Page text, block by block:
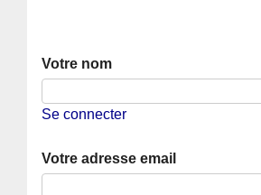
Votre nom
Se connecter
Votre adresse email